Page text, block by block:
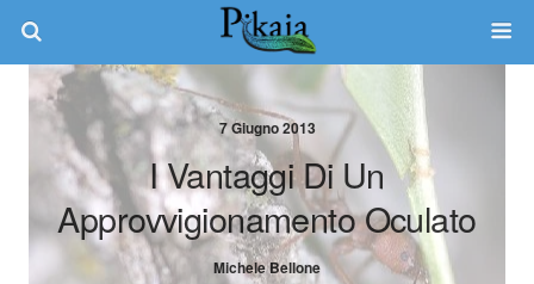
7 Giugno 2013
I Vantaggi Di Un
Approvvigionamento Oculato
Michele Bellone